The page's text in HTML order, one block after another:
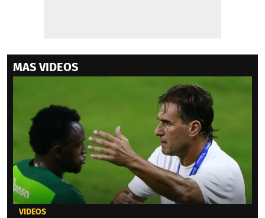
MAS VIDEOS
VIDEOS